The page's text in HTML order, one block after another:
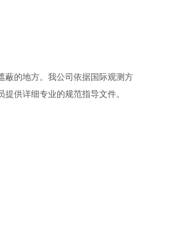
的地方。我公司依据国际观测方
供详细专业的规范指导文件。